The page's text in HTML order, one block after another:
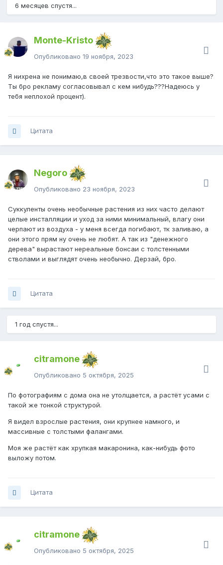
6 месяцев спустя...
Monte-Kristo
Опубликовано 19 ноября, 2023
Я нихрена не понимаю,в своей трезвости,что это такое выше?
Ты бро рекламу согласовывал с кем нибудь???Надеюсь у
тебя неплохой процент).
Цитата
Negoro
Опубликовано 23 ноября, 2023
Суккуленты очень необычные растения из них часто делают
целые инсталляции и уход за ними минимальный, влагу они
черпают из воздуха - у меня всегда погибают, тк заливаю, а
они этого прям ну очень не любят. А так из "денежного
дерева" вырастают нереальные бонсаи с толстенными
стволами и выглядят очень необычно. Дерзай, бро.
Цитата
1 год спустя...
citramone
Опубликовано 5 октября, 2025
По фотографиям с дома она не утолщается, а растёт усами с
такой же тонкой структурой.
Я видел взрослые растения, они крупнее намного, и
массивные с толстыми фалангами.
Моя же растёт как хрупкая макаронина, как-нибудь фото
выложу потом.
Цитата
citramone
Опубликовано 5 октября, 2025